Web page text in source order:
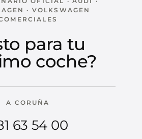
· VOLKSWAGEN
para tu
coche?
A CORUÑA
63 54 00